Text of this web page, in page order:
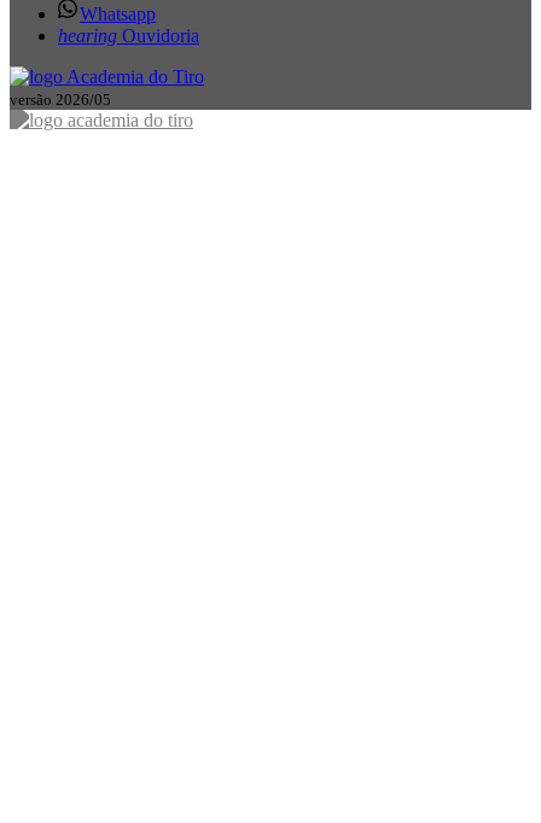
Whatsapp
hearing Ouvidoria
versão 2026/05